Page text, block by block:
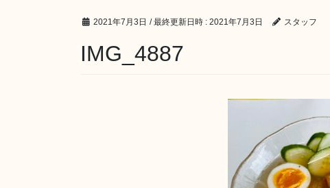
2021年7月3日 / 最終更新日時 : 2021年7月3日 スタッフ
IMG_4887